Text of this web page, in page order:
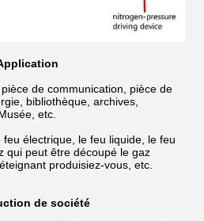
de communication, pièce de
bibliothèque, archives,
etc.
feu électrique, le feu liquide, le feu
qui peut être découpé le gaz
produisiez-vous, etc.
de société